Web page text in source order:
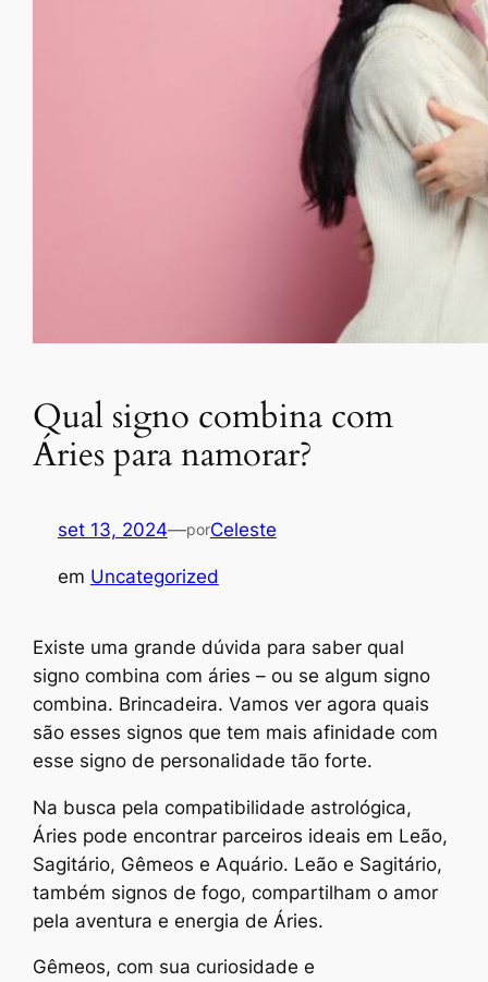
Qual signo combina com
Áries para namorar?
set 13, 2024—porCeleste
em Uncategorized
Existe uma grande dúvida para saber qual
signo combina com áries – ou se algum signo
combina. Brincadeira. Vamos ver agora quais
são esses signos que tem mais afinidade com
esse signo de personalidade tão forte.
Na busca pela compatibilidade astrológica,
Áries pode encontrar parceiros ideais em Leão,
Sagitário, Gêmeos e Aquário. Leão e Sagitário,
também signos de fogo, compartilham o amor
pela aventura e energia de Áries.
Gêmeos, com sua curiosidade e